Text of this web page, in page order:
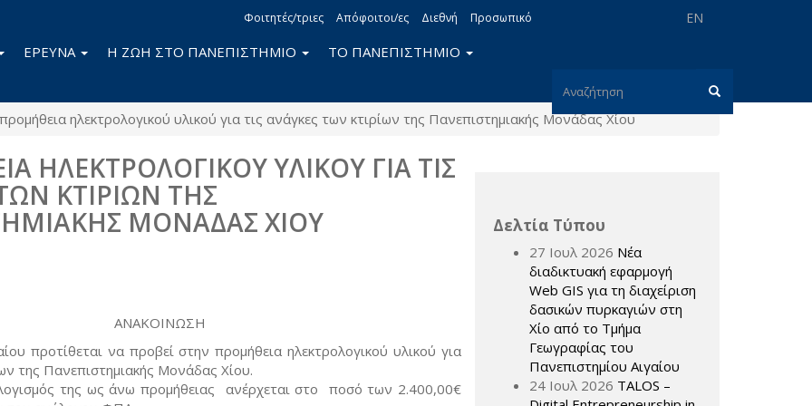
EN
Φοιτητές/τριες Απόφοιτοι/ες Διεθνή Προσωπικό
Φόρμα
αναζήτησης
Αναζήτηση
ΕΡΕΥΝΑ Η ΖΩΗ ΣΤΟ ΠΑΝΕΠΙΣΤΗΜΙΟ ΤΟ ΠΑΝΕΠΙΣΤΗΜΙΟ
προμήθεια ηλεκτρολογικού υλικού για τις ανάγκες των κτιρίων της Πανεπιστημιακής Μονάδας Χίου
ΗΛΕΚΤΡΟΛΟΓΙΚΟΥ ΥΛΙΚΟΥ ΓΙΑ ΤΙΣ
ΚΤΙΡΙΩΝ ΤΗΣ
ΜΟΝΑΔΑΣ ΧΙΟΥ
ΑΝΑΚΟΙΝΩΣΗ
προτίθεται να προβεί στην προμήθεια ηλεκτρολογικού υλικού για
της Πανεπιστημιακής Μονάδας Χίου.
της ως άνω προμήθειας ανέρχεται στο ποσό των 2.400,00€
Δελτία Τύπου
27 Ιουλ 2026 Νέα
διαδικτυακή εφαρμογή
Web GIS για τη διαχείριση
δασικών πυρκαγιών στη
Χίο από το Τμήμα
Γεωγραφίας του
Πανεπιστημίου Αιγαίου
24 Ιουλ 2026 TALOS –